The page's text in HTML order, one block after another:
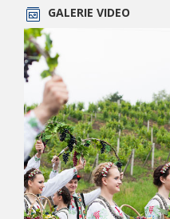
GALERIE VIDEO